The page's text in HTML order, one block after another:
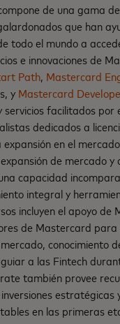
de una gama
que han
todo el mundo a
e innovaciones de
Path, Mastercard
y Mastercard
servicios facilitados
dedicados a
en el
de mercado y
capacidad
integral y
incluyen el apoyo de
de Mastercard
conocimiento
a las Fintech
también provee
estratégicas
en las primeras